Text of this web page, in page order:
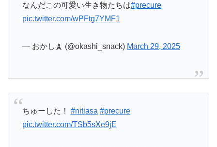
なんだこの可愛い生き物たちは#precure
pic.twitter.com/wPFtg7YMF1
— おかし🗼 (@okashi_snack) March 29, 2025
ちゅーした！ #nitiasa #precure
pic.twitter.com/TSb5sXe9jE